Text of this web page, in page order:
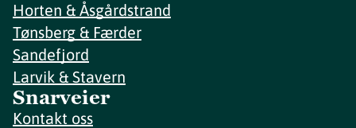
Horten & Åsgårdstrand
Tønsberg & Færder
Sandefjord
Larvik & Stavern
Snarveier
Kontakt oss